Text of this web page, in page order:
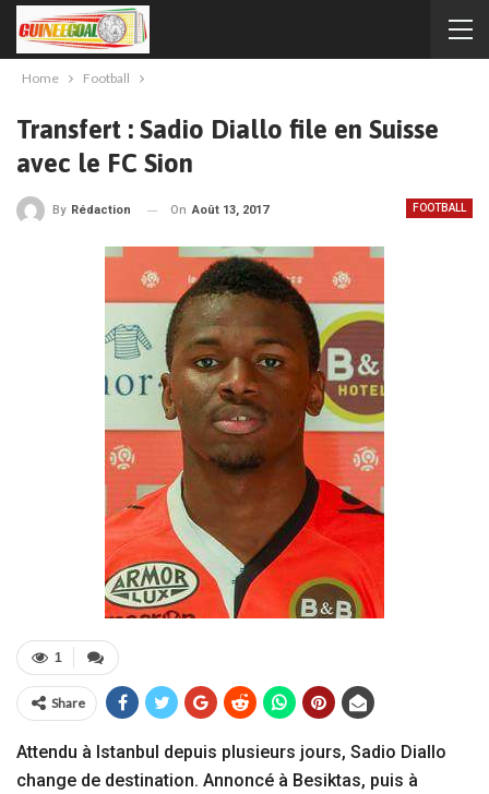
Home Football
Transfert : Sadio Diallo file en Suisse
avec le FC Sion
FOOTBALL
By Rédaction On Août 13, 2017
1
Share
Attendu à Istanbul depuis plusieurs jours, Sadio Diallo
change de destination. Annoncé à Besiktas, puis à